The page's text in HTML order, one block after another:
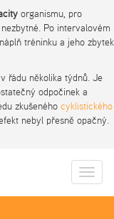
organismu, pro
Po intervalovém
tréninku a jeho zbytek
řádu několika týdnů. Je
odpočinek a
zkušeného cyklistického
nebyl přesně opačný.